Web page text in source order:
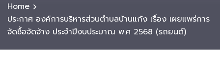
Home
ประกาศ องค์การบริหารส่วนตำบลบ้านแก้ง เรื่อง เผยแพร่การ
จัดซื้อจัดจ้าง ประจำปีงบประมาณ พ.ศ 2568 (รถยนต์)